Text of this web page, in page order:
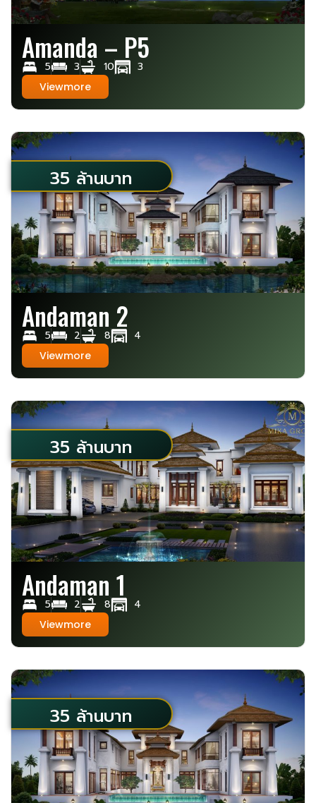
Amanda – P5
5 3 10 3
Viewmore
35 ล้านบาท
Andaman 2
5 2 8 4
Viewmore
35 ล้านบาท
Andaman 1
5 2 8 4
Viewmore
35 ล้านบาท